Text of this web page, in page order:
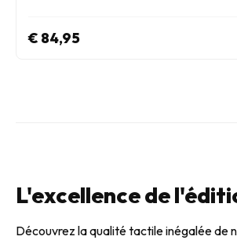
€ 84,95
L'excellence de
Découvrez la qualité tactile inégalée de